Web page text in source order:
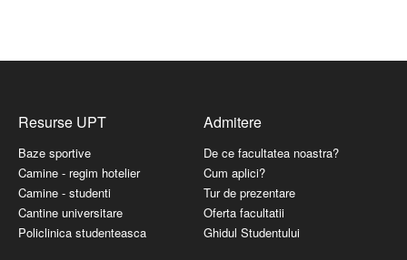
Resurse UPT
Baze sportive
Camine - regim hotelier
Camine - studenti
Cantine universitare
Policlinica studenteasca
Admitere
De ce facultatea noastra?
Cum aplici?
Tur de prezentare
Oferta facultatii
Ghidul Studentului